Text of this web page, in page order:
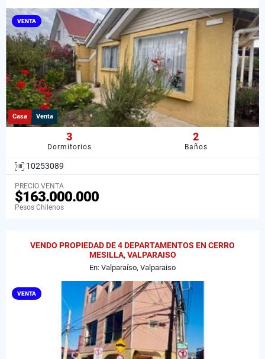
VENTA
Casa Venta
3
Dormitorios
2
Baños
10253089
PRECIO VENTA
$163.000.000
Pesos Chilenos
VENDO PROPIEDAD DE 4 DEPARTAMENTOS EN CERRO
MESILLA, VALPARAISO
En: Valparaíso, Valparaiso
VENTA